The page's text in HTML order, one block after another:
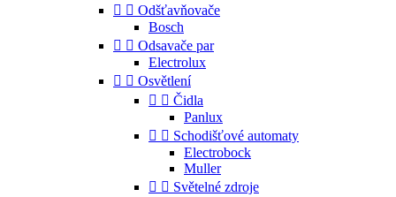
  Odšťavňovače
Bosch
  Odsavače par
Electrolux
  Osvětlení
  Čidla
Panlux
  Schodišťové automaty
Electrobock
Muller
  Světelné zdroje